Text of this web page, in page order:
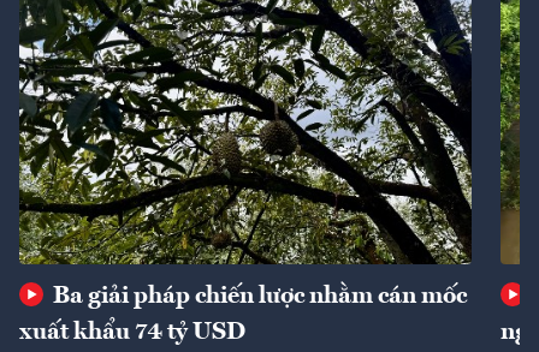
Ba giải pháp chiến lược nhằm cán mốc
xuất khẩu 74 tỷ USD